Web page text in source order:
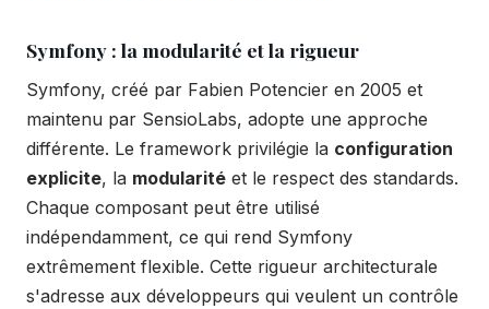
Symfony : la modularité et la rigueur
Symfony, créé par Fabien Potencier en 2005 et
maintenu par SensioLabs, adopte une approche
différente. Le framework privilégie la configuration
explicite, la modularité et le respect des standards.
Chaque composant peut être utilisé
indépendamment, ce qui rend Symfony
extrêmement flexible. Cette rigueur architecturale
s'adresse aux développeurs qui veulent un contrôle